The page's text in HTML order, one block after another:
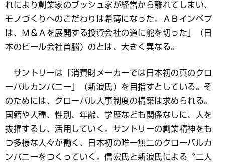
れにより創業家のブッシュ家が経営から離れてしまい、
モノづくりへのこだわりは希薄になった。ＡＢインベブ
は、Ｍ＆Ａを展開する投資会社の道に舵を切った」（日
本のビール会社首脳）のとは、大きく異なる。
サントリーは「消費財メーカーでは日本初の真のグロ
ーバルカンパニー」（新浪氏）を目指すとしている。そ
のためには、グローバル人事制度の構築は求められる。
国籍や人種、性別、年齢、学歴なども関係なしに、人を
抜擢するし、活用していく。サントリーの創業精神をも
つ多様な人々が働く、日本初の唯一無二のグローバルカ
ンパニーをつくっていく。信宏氏と新浪氏による〝二人